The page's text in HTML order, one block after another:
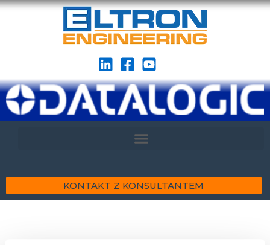
KONTAKT Z KONSULTANTEM